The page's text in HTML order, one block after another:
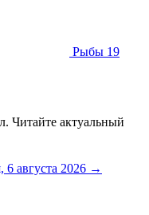
Рыбы 19
Читайте актуальный
августа 2026 →